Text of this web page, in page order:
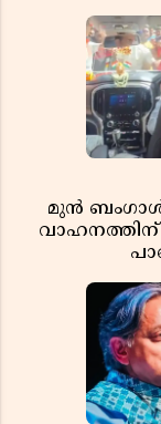
മുൻ ബംഗാൾ
വാഹനത്തിന്